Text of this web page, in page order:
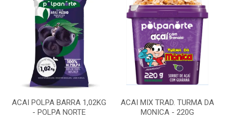
ACAI POLPA BARRA 1,02KG
- POLPA NORTE
ACAI MIX TRAD. TURMA DA
MONICA - 220G